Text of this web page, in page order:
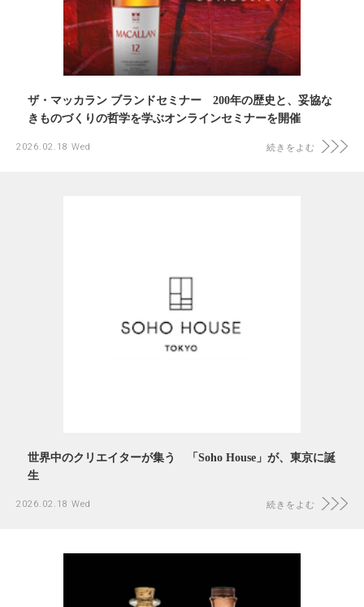
ザ・マッカラン ブランドセミナー 200年の歴史と、妥協な
きものづくりの哲学を学ぶオンラインセミナーを開催
2026.02.18 Wed 続きをよむ
世界中のクリエイターが集う 「Soho House」が、東京に誕
生
2026.02.18 Wed 続きをよむ